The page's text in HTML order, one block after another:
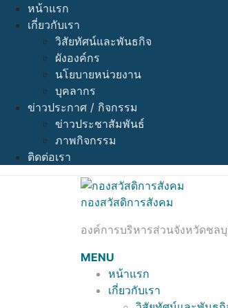
Skip หน้าแรก
เกี่ยวกับเรา
วิสัยทัศน์และพันธกิจ
ผังองค์กร
นโยบายหน่วยงาน
บุคลากร
ข่าวประกาศ / กิจกรรม
ข่าวประชาสัมพันธ์
ภาพกิจกรรม
ติดต่อเรา
กองสวัสดิการสังคม
องค์การบริหารส่วนจังหวัดชล
MENU
หน้าแรก
เกี่ยวกับเรา